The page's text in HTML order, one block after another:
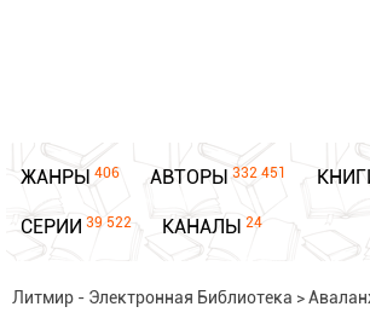
ЖАНРЫ 406 АВТОРЫ 332 451
СЕРИИ 39 522 КАНАЛЫ 24
Литмир - Электронная Библиотека >